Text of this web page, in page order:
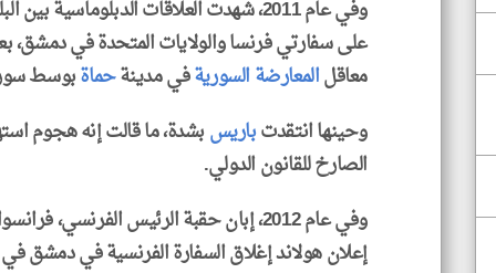
وفي عام 2011، شهدت العلاقات
على سفارتي فرنسا والولايات المتحدة في دمشق،
معاقلالمعارضة السوريةفي مدينةحماةبوسط
وحينها انتقدتباريسبشدة، ما قالت إنه هجوم
الصارخ للقانون الدولي.
وفي عام 2012، إبان حقبة الرئيس
إعلان هولاند إغلاق السفارة الفرنسية في دمشق في 2 مارس/